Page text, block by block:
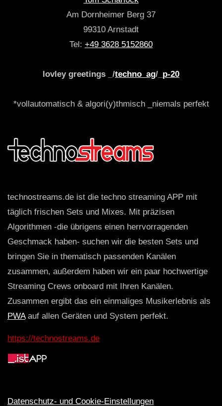
Am Dornheimer Berg 37
99310 Arnstadt
Tel: +49 3628 5152860
lovley greetings _/techno_ag/_ p-20
*vollautomatisch & algori(y)thmisch _niemals perfekt
technostreams.de ist die techno streaming APP mit
täglich frischen Sets und Mixes. Mit präzisen
Algorithmen -die übrigens einen herrvorragenden
Geschmack haben- suchen wir die besten Sets und
bringen Sie in thematisch passenden Kanälen
zusammen, außerdem haben wir ein paar hochwertige
Streaming Crews onboard mit Ihren Kanälen.
Zusammen ergibt das ein einmaliges Musikerlebnis als
PWAauf allen Geräten und System perfekt.
https://technostreams.de
Datenschutz- und Cookie-Einstellungen